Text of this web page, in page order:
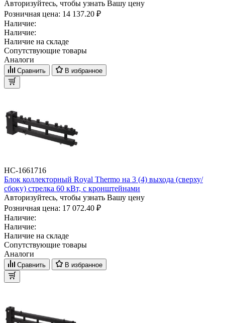
Авторизуйтесь, чтобы узнать Вашу цену
Розничная цена: 14 137.20 ₽
Наличие:
Наличие:
Наличие на складе
Сопутствующие товары
Аналоги
Сравнить В избранное
НС-1661716
Блок коллекторный Royal Thermo на 3 (4) выхода (сверху/
сбоку) стрелка 60 кВт, с кронштейнами
Авторизуйтесь, чтобы узнать Вашу цену
Розничная цена: 17 072.40 ₽
Наличие:
Наличие:
Наличие на складе
Сопутствующие товары
Аналоги
Сравнить В избранное